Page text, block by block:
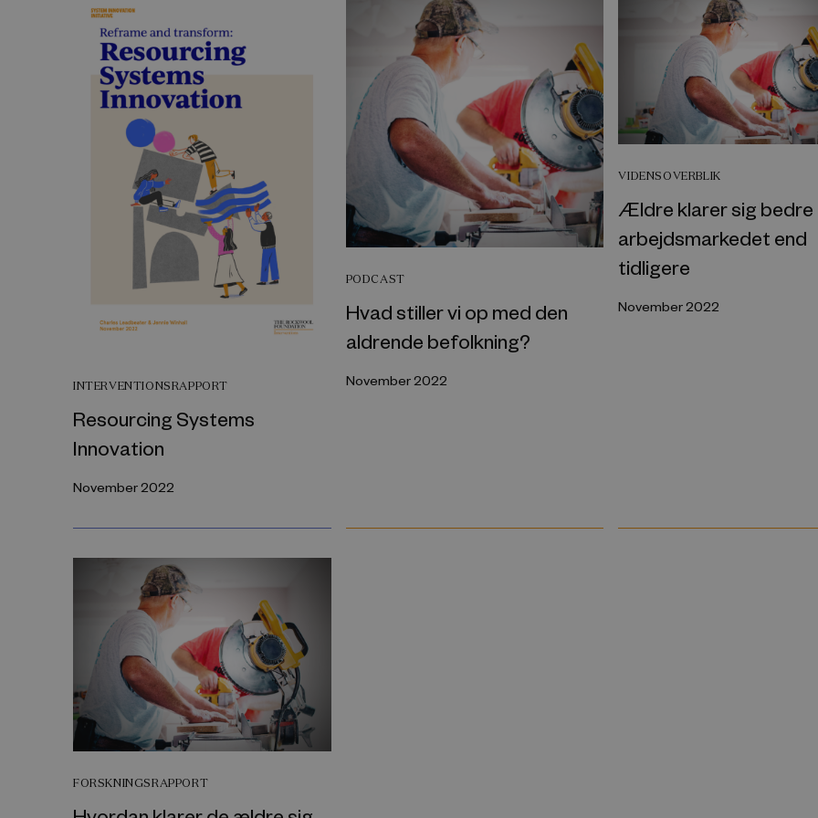
INTERVENTIONSRAPPORT
Resourcing Systems
Innovation
November 2022
PODCAST
Hvad stiller vi op med den
aldrende befolkning?
November 2022
VIDENSOVERBLIK
Ældre klarer sig bedre
arbejdsmarkedet end
tidligere
November 2022
FORSKNINGSRAPPORT